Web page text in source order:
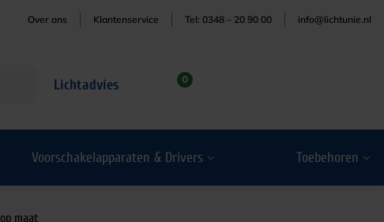
Over ons Klantenservice Tel: 0348 – 20 90 00 info@lichtunie.nl
Lichtadvies 0
Voorschakelapparaten & Drivers Toebehoren
op maat